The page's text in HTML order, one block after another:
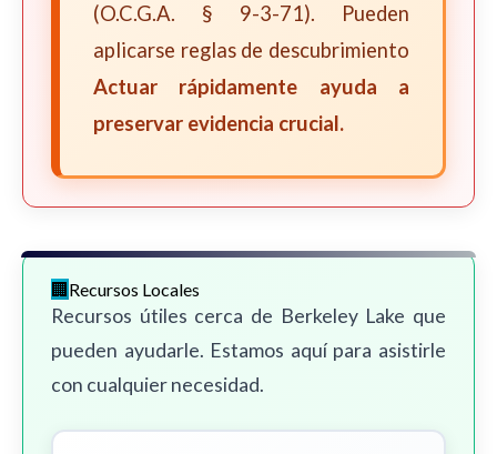
(O.C.G.A. § 9-3-71). Pueden
aplicarse reglas de descubrimiento
Actuar rápidamente ayuda a
preservar evidencia crucial.
Recursos Locales
Recursos útiles cerca de Berkeley Lake que
pueden ayudarle. Estamos aquí para asistirle
con cualquier necesidad.